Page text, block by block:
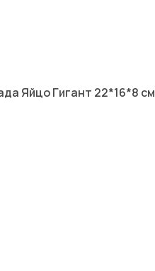
Яйцо Гигант 22*16*8 см